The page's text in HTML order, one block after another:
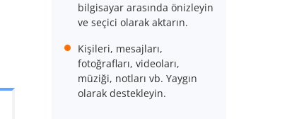
bilgisayar arasında önizleyin
ve seçici olarak aktarın.
Kişileri, mesajları,
fotoğrafları, videoları,
müziği, notları vb. Yaygın
olarak destekleyin.